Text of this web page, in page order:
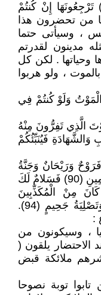
( فَلَوْلا إِنْ كُنتُمْ غَيْرَ مَدِينِينَ (86) تَرْجِعُونَهَا إِنْ كُنتُمْ
يا من تحضرون هذا
، وسيأتى حتما
مدينون لقدرتم
وحياتها . لكن كل
، ولو هربوا
الْمَوْتُ وَلَوْ كُنتُمْ فِي
الَّذِي تَفِرُّونَ مِنْهُ
وَالشَّهَادَةِ فَيُنَبِّئُكُمْ
إِنْ كَانَ مِنْ الْمُقَرَّبِينَ (88) فَرَوْحٌ وَرَيْحَانٌ وَجَنَّةُ
نَعِيمٍ (89) وَأَمَّا إِنْ كَانَ مِنْ أَصْحَابِ الْيَمِينِ (90) فَسَلامٌ لَكَ
وَأَمَّا إِنْ كَانَ مِنْ الْمُكَذِّبِينَ
الضَّالِّينَ (92) فَنُزُلٌ مِنْ حَمِيمٍ (93) وَتَصْلِيَةُ جَحِيمٍ (94).
:
، وسيكونون من
الاحتضار يلقون (
ملائكة قبض
تابوا توبة نصوحا